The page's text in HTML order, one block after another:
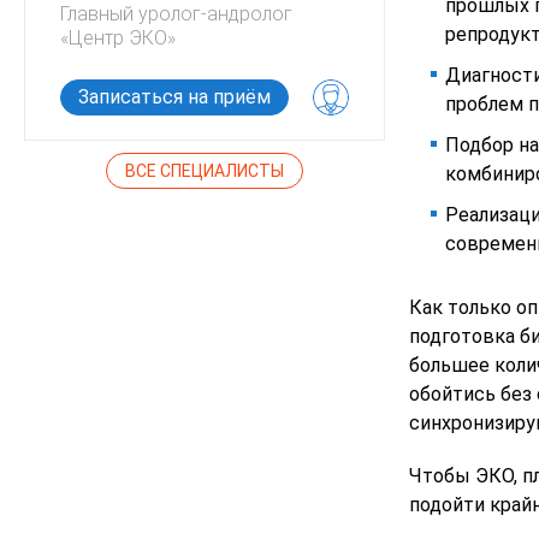
прошлых
проблем
Подбор
Как только
подготовка
большее
обойтись без
Чтобы ЭКО,
подойти
Главный уролог-андролог
«Центр ЭКО»
Записаться на приём
Ведущий
ВСЕ СПЕЦИАЛИСТЫ